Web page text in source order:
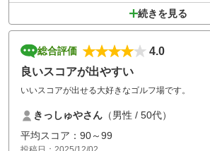
続きを見る
総合評価
4.0
良いスコアが出やすい
いいスコアが出せる大好きなゴルフ場です。
きっしゅやさん （男性 / 50代）
平均スコア：90～99